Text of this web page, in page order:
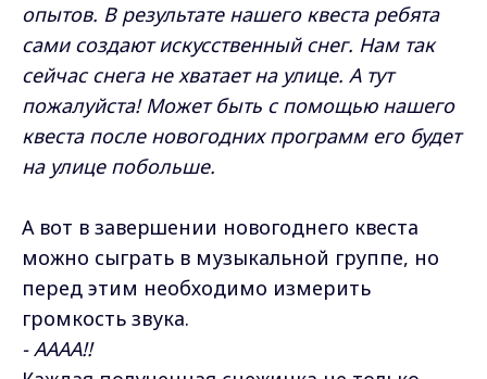
опытов. В результате нашего квеста ребята
сами создают искусственный снег. Нам так
сейчас снега не хватает на улице. А тут
пожалуйста! Может быть с помощью нашего
квеста после новогодних программ его будет
на улице побольше.
А вот в завершении новогоднего квеста
можно сыграть в музыкальной группе, но
перед этим необходимо измерить
громкость звука.
- АААА!!